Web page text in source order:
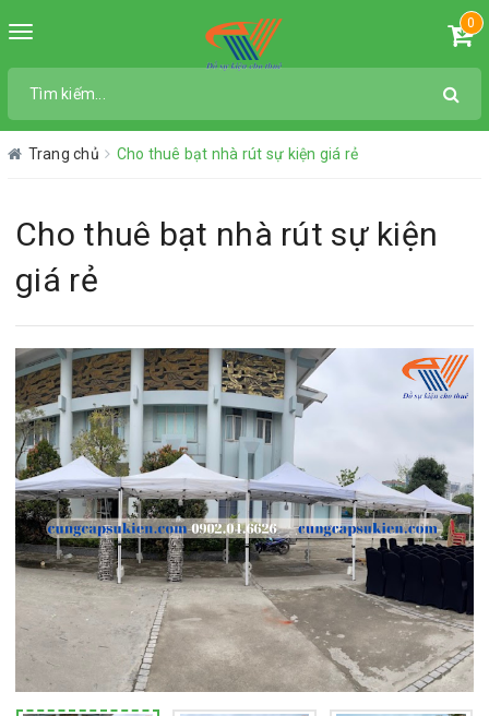
Toggle
0
Trang chủ Cho thuê bạt nhà rút sự kiện giá rẻ
Cho thuê bạt nhà rút sự kiện
giá rẻ